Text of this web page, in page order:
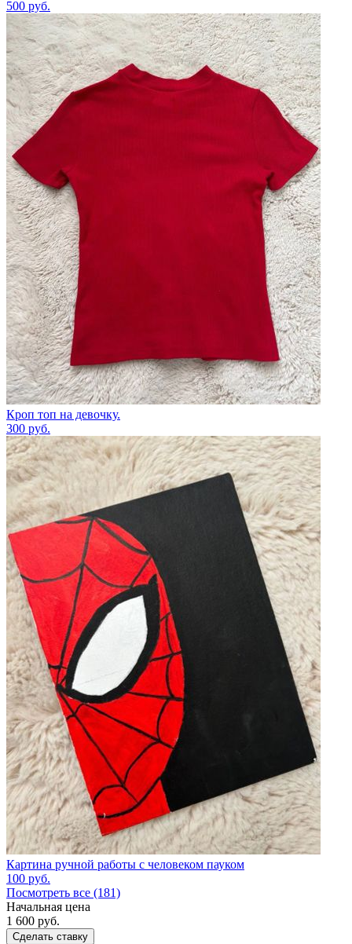
500 руб.
Кроп топ на девочку.
300 руб.
Картина ручной работы с человеком пауком
100 руб.
Посмотреть все (181)
Начальная цена
1 600 руб.
Сделать ставку